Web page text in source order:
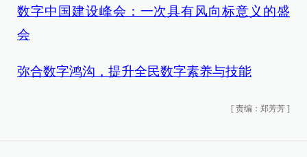
数字中国建设峰会：一次具有风向标意义的盛
会
弥合数字鸿沟，提升全民数字素养与技能
[ 责编：郑芳芳 ]